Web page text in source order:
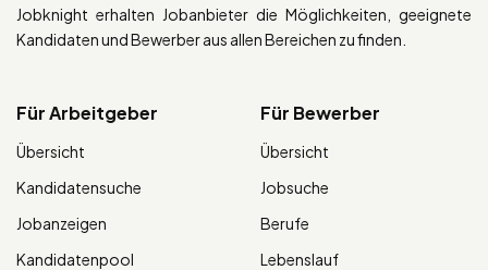
Jobknight erhalten Jobanbieter die Möglichkeiten, geeignete
Kandidaten und Bewerber aus allen Bereichen zu finden.
Für Arbeitgeber
Übersicht
Kandidatensuche
Jobanzeigen
Kandidatenpool
Für Bewerber
Übersicht
Jobsuche
Berufe
Lebenslauf